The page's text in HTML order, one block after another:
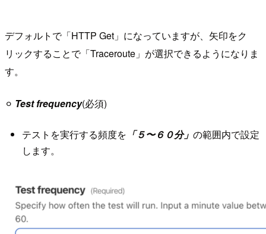
デフォルトで「HTTP Get」になっていますが、矢印をク
リックすることで「Traceroute」が選択できるようになりま
す。
⚪︎ Test frequency(必須)
テストを実行する頻度を 「５〜６０分」 の範囲内で設定
します。